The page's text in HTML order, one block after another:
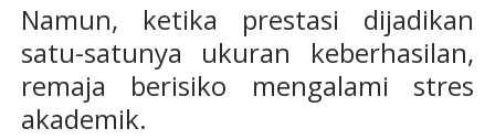
Namun, ketika prestasi dijadikan
satu-satunya ukuran keberhasilan,
remaja berisiko mengalami stres
akademik.